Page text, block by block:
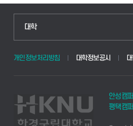
대학
개인정보처리방침 대학정보공시
안성캠
평택캠